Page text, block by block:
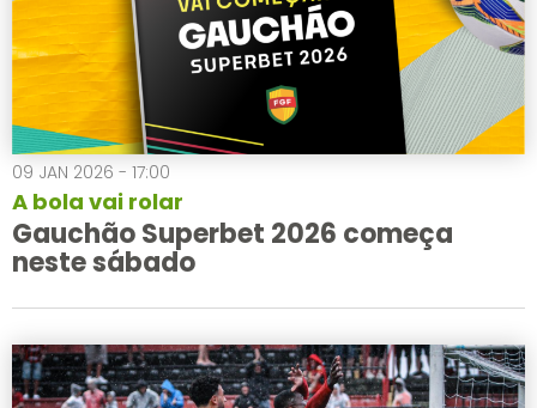
09 JAN 2026 - 17:00
A bola vai rolar
Gauchão Superbet 2026 começa
neste sábado